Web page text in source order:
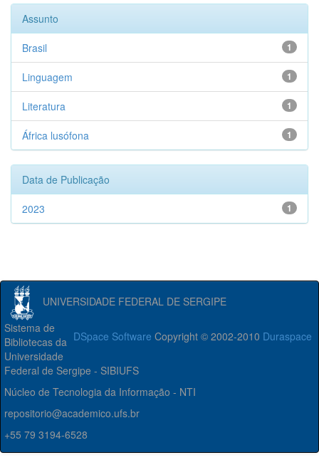
Assunto
1
Brasil
1
Linguagem
1
Literatura
1
África lusófona
Data de Publicação
1
2023
UNIVERSIDADE FEDERAL DE SERGIPE
DSpace Software Copyright © 2002-2010 Duraspace
Sistema de
Bibliotecas da
Universidade
Federal de Sergipe - SIBIUFS
Núcleo de Tecnologia da Informação - NTI
repositorio@academico.ufs.br
+55 79 3194-6528